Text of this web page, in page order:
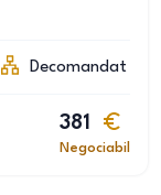
Decomandat
381
Negociabil